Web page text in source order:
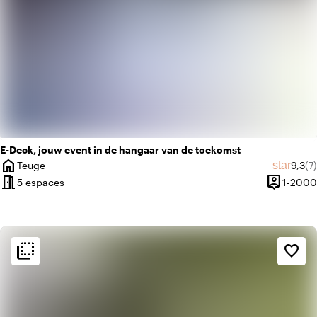
E-Deck, jouw event in de hangaar van de toekomst
home
Ville
Teuge starNote
9,3(7)
meeting_room5 espaces person_pin
Capacité
1-2000
flip_to_back favorite_border
flip_to_back Ambiance
info
Industriel